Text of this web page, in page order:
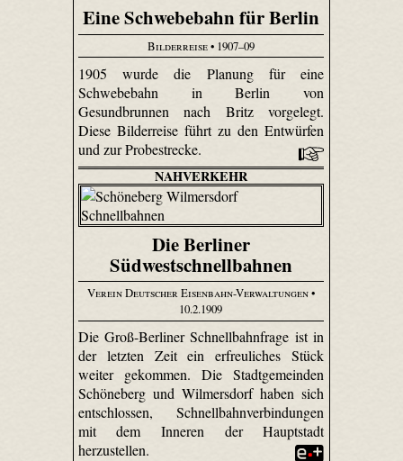
Eine Schwebebahn für Berlin
Bilderreise• 1907–09
1905 wurde die Planung für eine
Schwebebahn in Berlin von
Gesundbrunnen nach Britz vorgelegt.
Diese Bilderreise führt zu den Entwürfen
und zur Probestrecke.
NAHVERKEHR
Die Berliner
Südwestschnellbahnen
Verein Deutscher Eisenbahn-Verwaltungen•
10.2.1909
Die Groß-Berliner Schnellbahnfrage ist in
der letzten Zeit ein erfreuliches Stück
weiter gekommen. Die Stadtgemeinden
Schöneberg und Wilmersdorf haben sich
entschlossen, Schnellbahnverbindungen
mit dem Inneren der Hauptstadt
herzustellen.